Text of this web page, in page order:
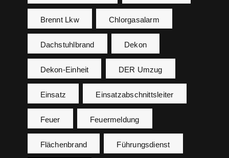
Brennt Lkw Chlorgasalarm
Dachstuhlbrand Dekon
Dekon-Einheit DER Umzug
Einsatz Einsatzabschnittsleiter
Feuer Feuermeldung
Flächenbrand Führungsdienst